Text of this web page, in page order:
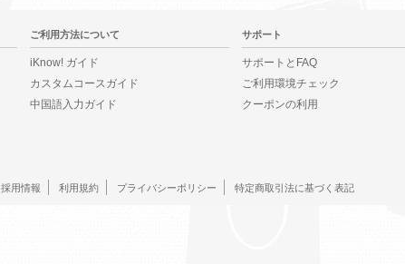
ご利用方法について
iKnow! ガイド
カスタムコースガイド
中国語入力ガイド
サポート
サポートとFAQ
ご利用環境チェック
クーポンの利用
採用情報 利用規約 プライバシーポリシー 特定商取引法に基づく表記